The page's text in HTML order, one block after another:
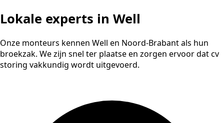
Lokale experts in Well
Onze monteurs kennen Well en Noord-Brabant als hun
broekzak. We zijn snel ter plaatse en zorgen ervoor dat cv
storing vakkundig wordt uitgevoerd.